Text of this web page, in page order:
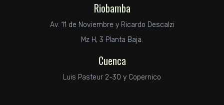
Riobamba
Av. 11 de Noviembre y Ricardo Descalzi
Mz H, 3 Planta Baja.
Cuenca
Luis Pasteur 2-30 y Copernico